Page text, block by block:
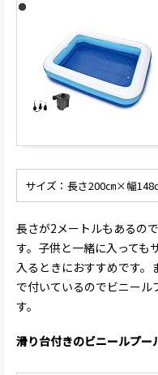
サイズ：長さ200㎝×幅
長さが2メートルもあるの
す。子供と一緒に入っても
入るときにおすすめです
で付いているのでビニール
す。
滑り台付きのビニールプー